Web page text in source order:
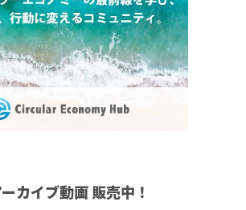
カイブ動画 販売中！